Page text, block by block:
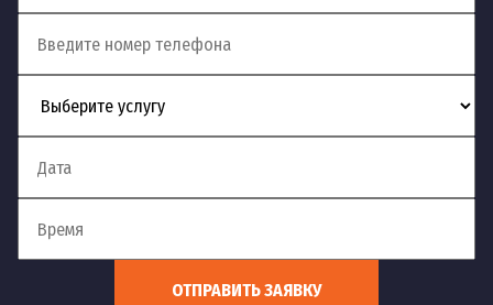
ОТПРАВИТЬ ЗАЯВКУ